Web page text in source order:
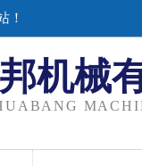
！
机械